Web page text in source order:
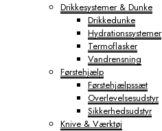
Drikkesystemer & Dunke
Drikkedunke
Hydrationssystemer
Termoflasker
Vandrensning
Førstehjælp
Førstehjælpssæt
Overlevelsesudstyr
Sikkerhedsudstyr
Knive & Værktøj